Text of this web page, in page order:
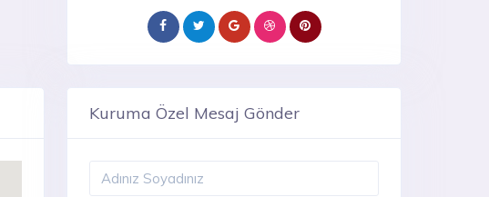
Kuruma Özel Mesaj Gönder